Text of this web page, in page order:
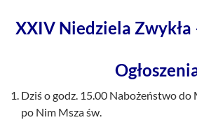
XXIV Niedziela
Dziś o godz. 15.00 Nabożeństwo do
po Nim Msza św.